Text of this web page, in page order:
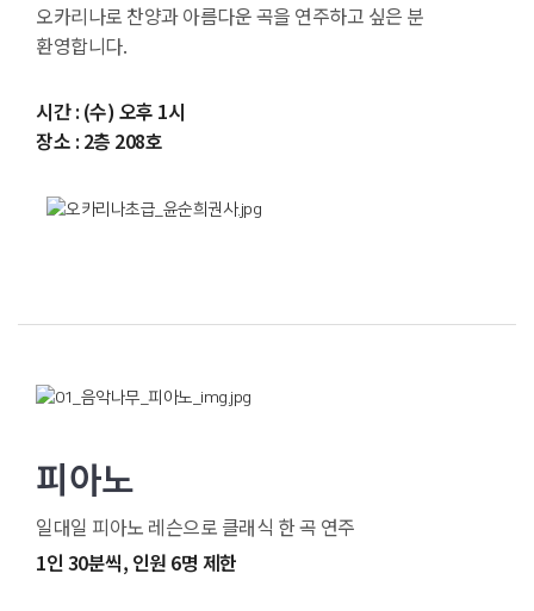
오카리나로 찬양과 아름다운 곡을 연주하고 싶은 분
환영합니다.
시간 : (수) 오후 1시
장소 : 2층 208호
피아노
일대일 피아노 레슨으로 클래식 한 곡 연주
1인 30분씩, 인원 6명 제한